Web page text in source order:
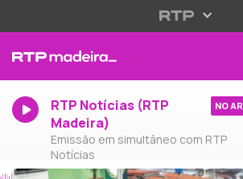
RTP Notícias (RTP
Madeira)
Emissão em simultâneo com RTP
Notícias
NO AR